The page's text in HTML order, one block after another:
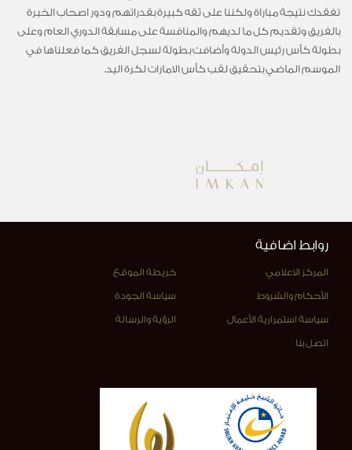
تفقدك نتيجة مباراة ولكننا على ثقه كبيرة بقدراتهم ودور اصحاب الخبرة
بالفريق وتقديم كل ما لديهم والمنافسة على مسابقة الدوري العام وعلى
بطولة كأس رئيس الدولة وأضافت بطولة لسجل الفريق كما فعلناها في
الموسم الماضي بتحقيق لقب كأس الامارات لكرة اليد.
روابط اضافية
المركز الاعلامي خريطة الموقع
الأحكام والشروط سياسة الجودة
سياسة استمرارية الأعمال الرؤية والرسالة
اتصل بنا